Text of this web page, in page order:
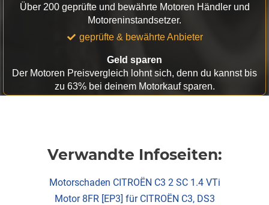
Über 200 geprüfte und bewährte Motoren Händler und
Motoreninstandsetzer.
geprüfte & bewährte Anbieter
Geld sparen
Der Motoren Preisvergleich lohnt sich, denn du kannst bis
zu 63% bei deinem Motorkauf sparen.
Verwandte Infoseiten:
Motorschaden CITROËN C3 2 SC 1.4 VTi
Motor 8FR [EP3] für CITROËN C3, DS3